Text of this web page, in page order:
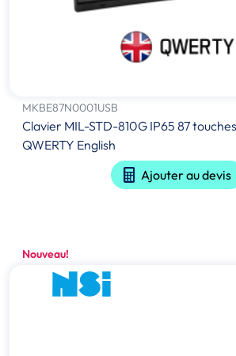
MKBE87N0001USB
Clavier MIL-STD-810G IP65 87
QWERTY English
Ajouter au devis
Nouveau!